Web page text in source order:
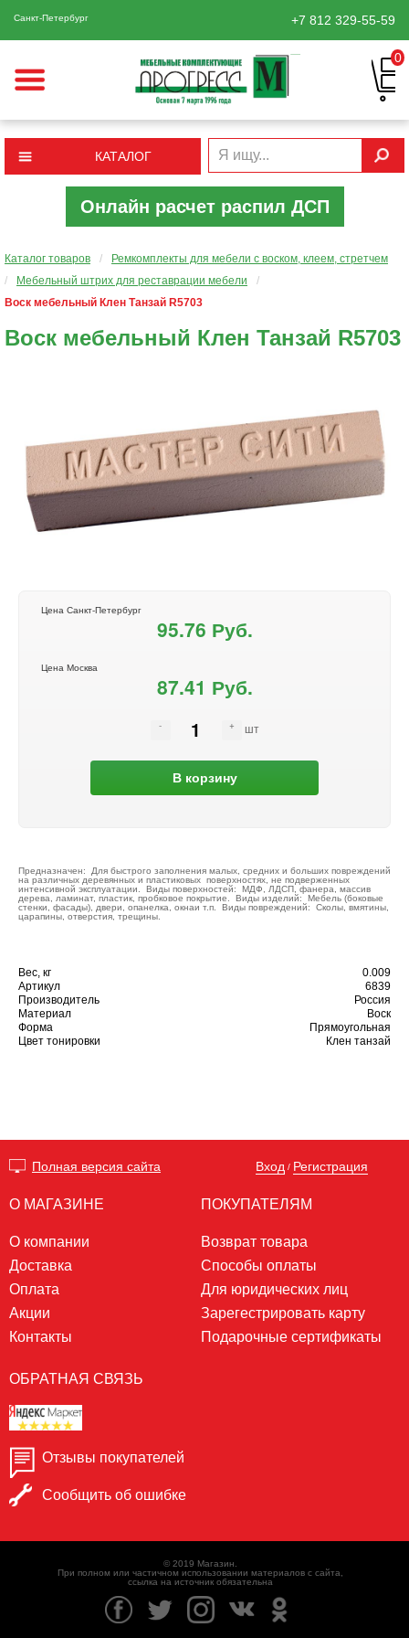
Санкт-Петербург +7 812 329-55-59
0
КАТАЛОГ
Онлайн расчет распил ДСП
Каталог товаров /
Ремкомплекты для мебели с воском, клеем, стретчем
/
Мебельный штрих для реставрации мебели
/
Воск мебельный Клен Танзай R5703
Воск мебельный Клен Танзай R5703
Цена Санкт-Петербург
95.76 Руб.
Цена Москва
87.41 Руб.
шт
В корзину
Предназначен: Для быстрого заполнения малых, средних и больших повреждений
на различных деревянных и пластиковых поверхностях, не подверженных
интенсивной эксплуатации. Виды поверхностей: МДФ, ЛДСП, фанера, массив
дерева, ламинат, пластик, пробковое покрытие. Виды изделий: Мебель (боковые
стенки, фасады), двери, опанелка, окнаи т.п. Виды повреждений: Сколы, вмятины,
царапины, отверстия, трещины.
Вес, кг
0.009
Артикул
6839
Производитель
Россия
Материал
Воск
Форма
Прямоугольная
Цвет тонировки
Клен танзай
Полная версия сайта Вход / Регистрация
О МАГАЗИНЕ
О компании
Доставка
Оплата
Акции
Контакты
ПОКУПАТЕЛЯМ
Возврат товара
Способы оплаты
Для юридических лиц
Зарегестрировать карту
Подарочные сертификаты
ОБРАТНАЯ СВЯЗЬ
Отзывы покупателей
Сообщить об ошибке
© 2019 Магазин.
При полном или частичном использовании материалов с сайта,
ссылка на источник обязательна